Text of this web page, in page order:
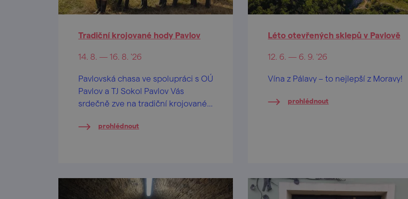
Tradiční krojované hody Pavlov
14. 8. — 16. 8. '26
Pavlovská chasa ve spolupráci s OÚ
Pavlov a TJ Sokol Pavlov Vás
srdečně zve na tradiční krojované
prohlédnout
Léto otevřených sklepů v Pavlově
12. 6. — 6. 9. '26
Vína z Pálavy – to nejlepší z Moravy!
prohlédnout